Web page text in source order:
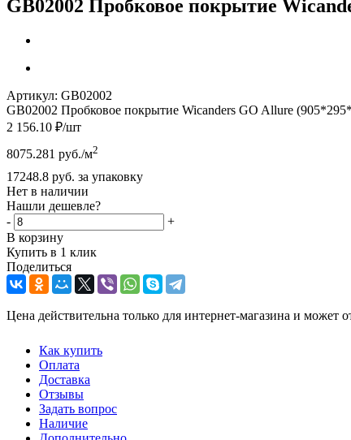
GB02002 Пробковое покрытие
Артикул: GB02002
GB02002 Пробковое покрытие Wicanders GO Allure
2 156.10 ₽/шт
8075.281 руб./м2
17248.8 руб. за упаковку
Нет в наличии
Нашли дешевле?
-
+
В корзину
Купить в 1 клик
Поделиться
Цена действительна только для интернет-магазина и может
Как купить
Оплата
Доставка
Отзывы
Задать вопрос
Наличие